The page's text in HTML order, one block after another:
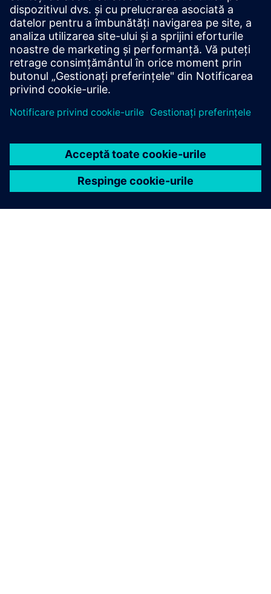
WILSON. is a cloud-based solution for staff dispatching in
rail and logistics. A set of algorithms supports planning and
dispatching of operative staff for services such as train
rides. A mobile app provides live-shift support and...
Aflați mai multe